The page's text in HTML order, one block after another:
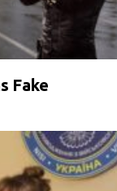
Fake